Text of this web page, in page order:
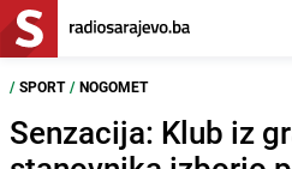
/ SPORT / NOGOMET
Senzacija: Klub iz